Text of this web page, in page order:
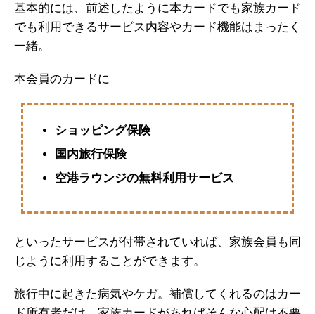
基本的には、前述したように本カードでも家族カード
でも利用できるサービス内容やカード機能はまったく
一緒。
本会員のカードに
ショッピング保険
国内旅行保険
空港ラウンジの無料利用サービス
といったサービスが付帯されていれば、家族会員も同
じように利用することができます。
旅行中に起きた病気やケガ。補償してくれるのはカー